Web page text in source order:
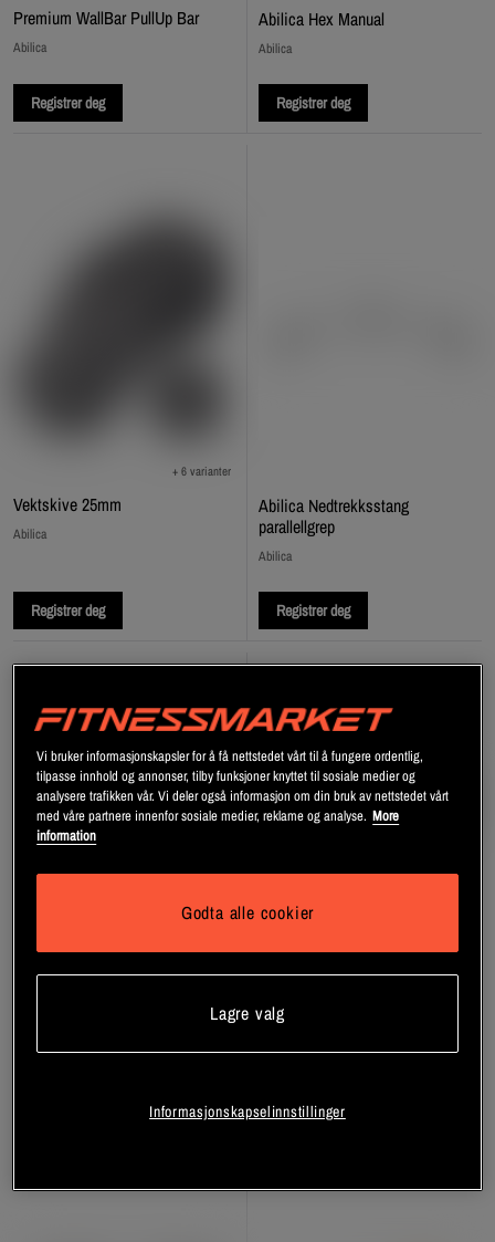
Premium WallBar PullUp Bar
Abilica
Registrer deg
Abilica Hex Manual
Abilica
Registrer deg
Vektskive 25mm
+ 6 varianter
Abilica
Registrer deg
Abilica Nedtrekksstang
parallellgrep
Abilica
Registrer deg
Abilica SandBag 10 kg
Vi bruker informasjonskapsler for å få nettstedet vårt til å fungere ordentlig,
tilpasse innhold og annonser, tilby funksjoner knyttet til sosiale medier og
analysere trafikken vår. Vi deler også informasjon om din bruk av nettstedet vårt
med våre partnere innenfor sosiale medier, reklame og analyse. More
information
Godta alle cookier
Lagre valg
Informasjonskapselinnstillinger